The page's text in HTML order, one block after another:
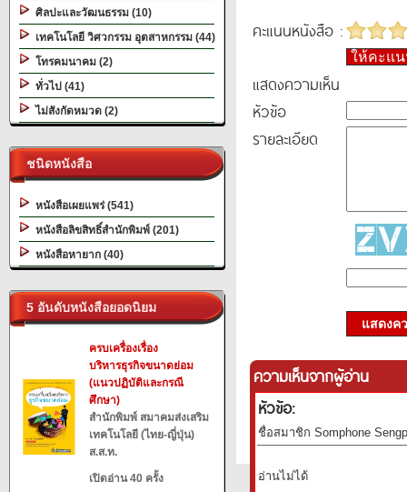
ศิลปะและวัฒนธรรม (10)
เทคโนโลยี วิศวกรรม อุตสาหกรรม (44)
โทรคมนาคม (2)
ทั่วไป (41)
ไม่สังกัดหมวด (2)
ชนิดหนังสือ
หนังสือเผยแพร่ (541)
หนังสือลิขสิทธิ์สำนักพิมพ์ (201)
หนังสือหายาก (40)
5 อันดับหนังสือยอดนิยม
ครบเครื่องเรื่อง
บริหารธุรกิจขนาดย่อม
(แนวปฏิบัติและกรณี
ศึกษา)
สำนักพิมพ์ สมาคมส่งเสริม
เทคโนโลยี (ไทย-ญี่ปุ่น)
ส.ส.ท.
เปิดอ่าน 40 ครั้ง
คะแนนหนังสือ :
ให้คะแ
แสดงความเห็น
หัวข้อ
รายละเอียด
แสดงค
ความเห็นจากผู้อ่าน
หัวข้อ:
ชื่อสมาชิก Somphone
อ่านไม่ได้